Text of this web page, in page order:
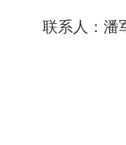
联系人：潘